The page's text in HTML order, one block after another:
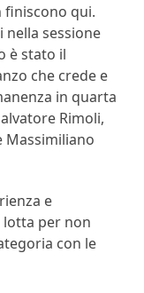
finiscono qui.
nella sessione
è stato il
che crede e
in quarta
Rimoli,
Massimiliano
e
lotta per non
con le